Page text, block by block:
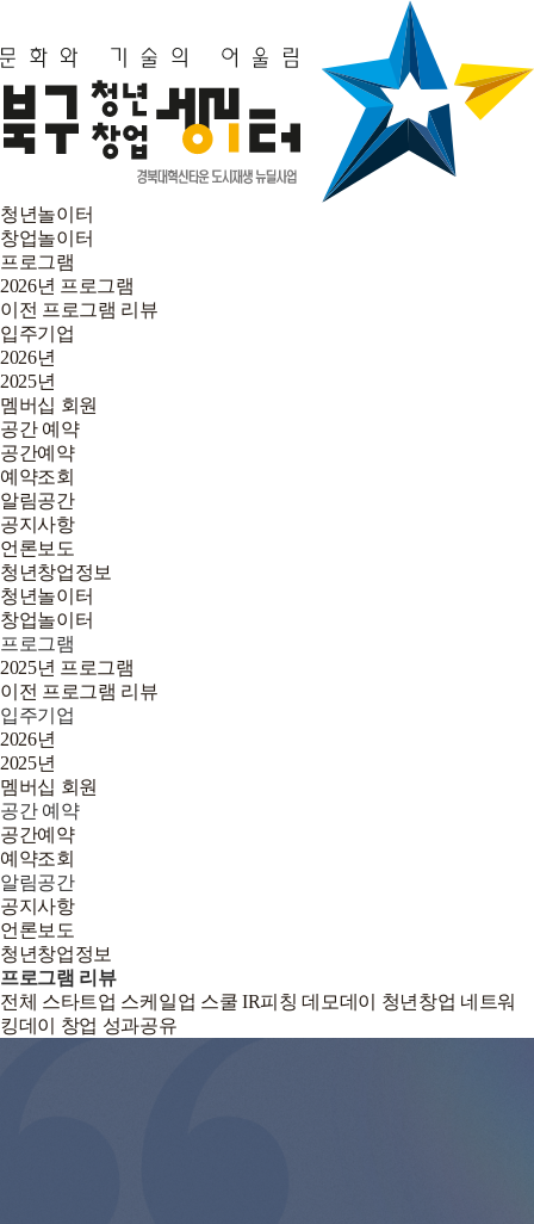
청년놀이터
창업놀이터
프로그램
2026년 프로그램
이전 프로그램 리뷰
입주기업
2026년
2025년
멤버십 회원
공간 예약
공간예약
예약조회
알림공간
공지사항
언론보도
청년창업정보
청년놀이터
창업놀이터
프로그램
2025년 프로그램
이전 프로그램 리뷰
입주기업
2026년
2025년
멤버십 회원
공간 예약
공간예약
예약조회
알림공간
공지사항
언론보도
청년창업정보
프로그램 리뷰
전체 스타트업 스케일업 스쿨 IR피칭 데모데이
청년창업 네트워
킹데이
창업 성과공유